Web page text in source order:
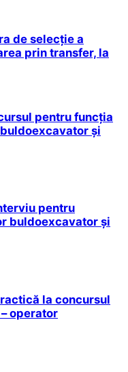
de selecție a
prin transfer, la
pentru funcția
și
pentru
buldoexcavator și
la concursul
operator